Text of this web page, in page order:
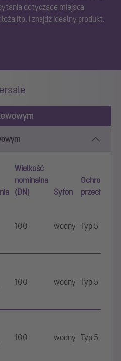
dotyczące miejsca
itp. i znajdź idealny produkt.
Wielkość
nominalna
(DN)
Syfon
Ochrona
100
wodny Typ 5
100 wodny Typ 5
100 wodny Typ 5